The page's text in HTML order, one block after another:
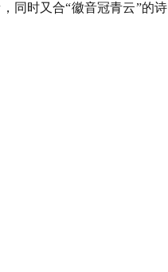
同时又合“徽音冠青云”的诗